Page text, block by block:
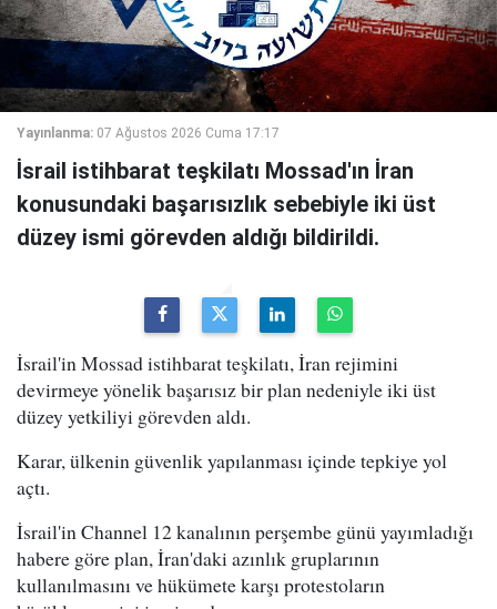
Yayınlanma: 07 Ağustos 2026 Cuma 17:17
İsrail istihbarat teşkilatı Mossad'ın İran
konusundaki başarısızlık sebebiyle iki üst
düzey ismi görevden aldığı bildirildi.
İsrail'in Mossad istihbarat teşkilatı, İran rejimini
devirmeye yönelik başarısız bir plan nedeniyle iki üst
düzey yetkiliyi görevden aldı.
Karar, ülkenin güvenlik yapılanması içinde tepkiye yol
açtı.
İsrail'in Channel 12 kanalının perşembe günü yayımladığı
habere göre plan, İran'daki azınlık gruplarının
kullanılmasını ve hükümete karşı protestoların